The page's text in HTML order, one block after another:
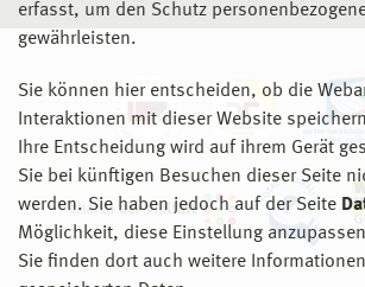
erfasst, um den Schutz
gewährleisten.
Sie können hier entscheiden, ob die
Interaktionen mit dieser Website
Ihre Entscheidung wird auf ihrem Gerät
Sie bei künftigen Besuchen dieser Seite
werden. Sie haben jedoch auf der Seite
Möglichkeit, diese Einstellung
Sie finden dort auch weitere